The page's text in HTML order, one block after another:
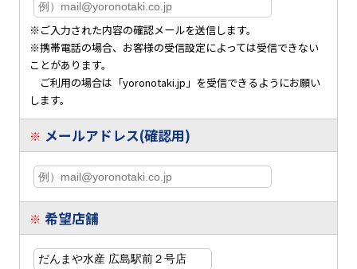
※ご入力された内容の確認メールを送信します。
※携帯電話の場合、お客様の受信設定によっては受信できない
ことがあります。
ご利用の場合は「yoronotaki.jp」を受信できるようにお願い
します。
※ メールアドレス(確認用)
※ 希望店舗